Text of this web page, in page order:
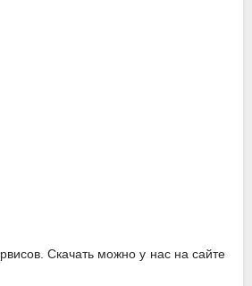
Скачать можно у нас на сайте